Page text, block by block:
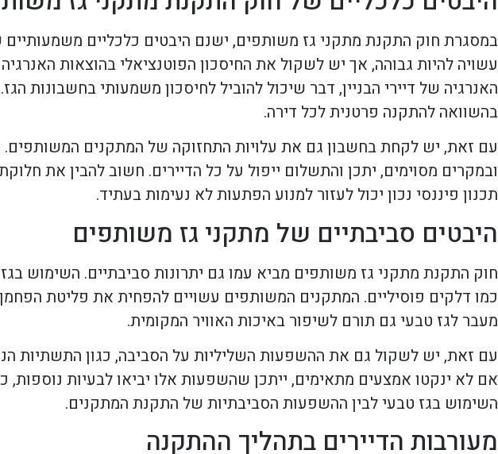
במסגרת חוק התקנת מתקני גז משותפים, ישנם היבטים כלכליים
עשויה להיות גבוהה, אך יש לשקול את החיסכון הפוטנציאלי בהוצאות
האנרגיה של דיירי הבניין, דבר שיכול להוביל לחיסכון משמעותי בחשבונות
בהשוואה להתקנה פרטנית לכל דירה.
עם זאת, יש לקחת בחשבון גם את עלויות התחזוקה של המתקנים המשותפים.
ובמקרים מסוימים, יתכן והתשלום ייפול על כל הדיירים. חשוב להבין את
תכנון פיננסי נכון יכול לעזור למנוע הפתעות לא נעימות בעתיד.
היבטים סביבתיים של מתקני גז משותפים
חוק התקנת מתקני גז משותפים מביא עמו גם יתרונות סביבתיים. השימוש
כמו דלקים פוסיליים. המתקנים המשותפים עשויים להפחית את פליטת
מעבר לגז טבעי גם תורם לשיפור באיכות האוויר המקומית.
עם זאת, יש לשקול גם את ההשפעות השליליות על הסביבה, כגון התשתיות
אם לא ינקטו אמצעים מתאימים, ייתכן שהשפעות אלו יביאו לבעיות נוספות,
השימוש בגז טבעי לבין ההשפעות הסביבתיות של התקנת המתקנים.
מעורבות הדיירים בתהליך ההתקנה